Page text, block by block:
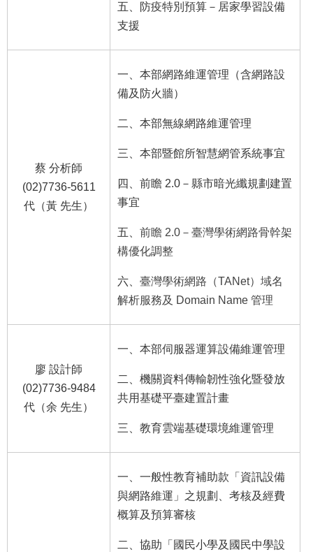
五、防疫特別預算－居家學習設備
支援
蔡 分析師
(02)7736-5611
代（黃 先生）
一、本部網路維運管理（含網路設
備及防火牆）
二、本部無線網路維運管理
三、本部暨館所智慧網管系統事宜
四、前瞻 2.0－縣市暗光纖規劃建置
事宜
五、 前瞻 2.0－臺灣學術網路骨幹架
構優化調整
六、 臺灣學術網路（TANet）域名
解析服務及 Domain Name 管理
廖 設計師
(02)7736-9484
代（余 先生）
一、本部伺服器運算設備維運管理
二、機關資料傳輸韌性強化暨發放
共用基礎平臺建置計畫
三、教育雲端基礎環境維運管理
一、一般性教育補助款「資訊設備
與網路維運」之規劃、考核及經費
概算及預算審核
二、協助「國民小學及國民中學設